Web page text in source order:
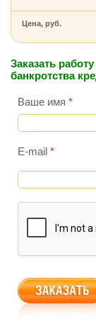
Цена, руб.
Заказать
банкротства
Ваше имя *
E-mail *